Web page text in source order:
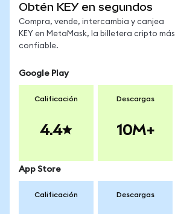
Obtén KEY en segundos
Compra, vende, intercambia y canjea
KEY en MetaMask, la billetera cripto más
confiable.
Google Play
Calificación
4.4
Descargas
10M+
App Store
Calificación Descargas